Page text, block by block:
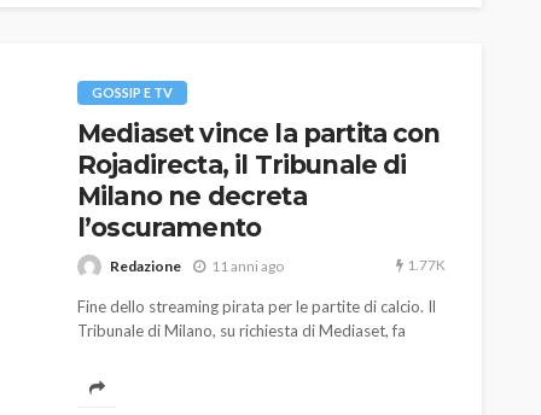
GOSSIP E TV
Mediaset vince la partita con
Rojadirecta, il Tribunale di
Milano ne decreta
l’oscuramento
Redazione 11 anni ago 1.77K
Fine dello streaming pirata per le partite di calcio. Il
Tribunale di Milano, su richiesta di Mediaset, fa
recepito immediatamente la decisione del tribunale.